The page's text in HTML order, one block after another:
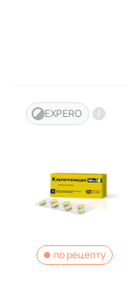
EXPERO
по рецепту